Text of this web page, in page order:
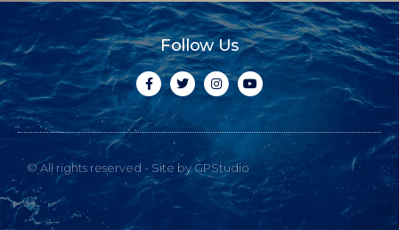
Follow Us
© All rights reserved - Site by GPStudio